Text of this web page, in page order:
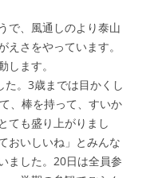
で、風通しのより泰山
さをやっています。
ます。
。3歳までは目かくし
、棒を持って、すいか
ても盛り上がりまし
おいしいね」とみんな
ました。20日は全員参